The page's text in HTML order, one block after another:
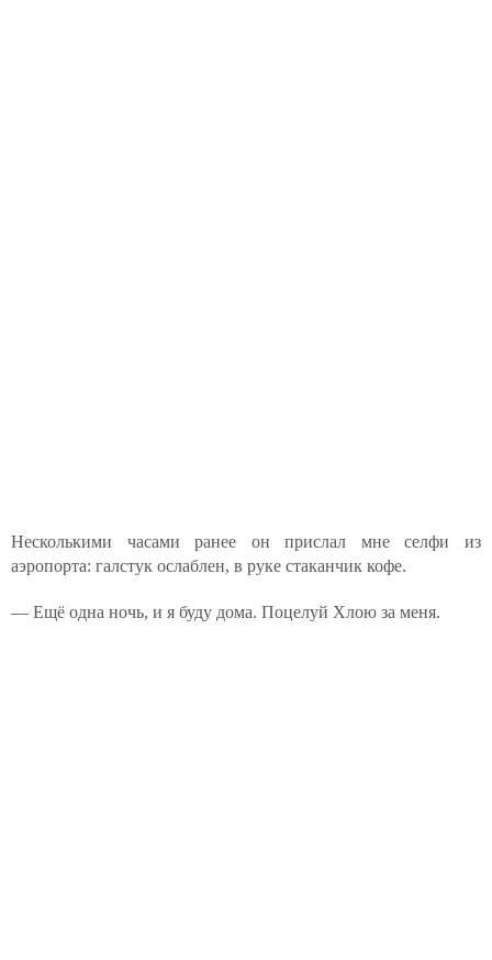
Несколькими часами ранее он прислал мне селфи из
аэропорта: галстук ослаблен, в руке стаканчик кофе.
— Ещё одна ночь, и я буду дома. Поцелуй Хлою за меня.